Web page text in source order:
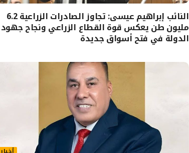
النائب إبراهيم عيسى: تجاوز الصادرات الزراعية 6.2
مليون طن يعكس قوة القطاع الزراعي ونجاح جهود
الدولة في فتح أسواق جديدة